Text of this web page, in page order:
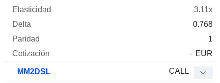
3.11x
0.768
1
- EUR
MM2DSL CALL